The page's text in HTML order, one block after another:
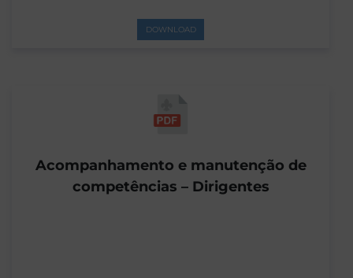
DOWNLOAD
Acompanhamento e manutenção de
competências – Dirigentes